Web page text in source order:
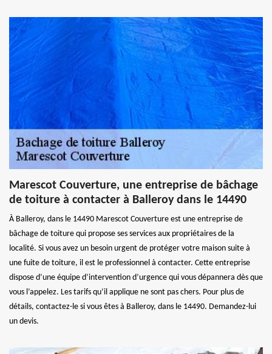
Marescot Couverture, une entreprise de bâchage
de toiture à contacter à Balleroy dans le 14490
À Balleroy, dans le 14490 Marescot Couverture est une entreprise de
bâchage de toiture qui propose ses services aux propriétaires de la
localité. Si vous avez un besoin urgent de protéger votre maison suite à
une fuite de toiture, il est le professionnel à contacter. Cette entreprise
dispose d’une équipe d’intervention d’urgence qui vous dépannera dès que
vous l’appelez. Les tarifs qu’il applique ne sont pas chers. Pour plus de
détails, contactez-le si vous êtes à Balleroy, dans le 14490. Demandez-lui
un devis.